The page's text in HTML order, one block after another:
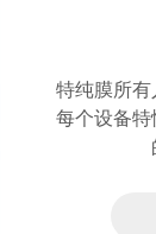
特纯膜所
每个设备